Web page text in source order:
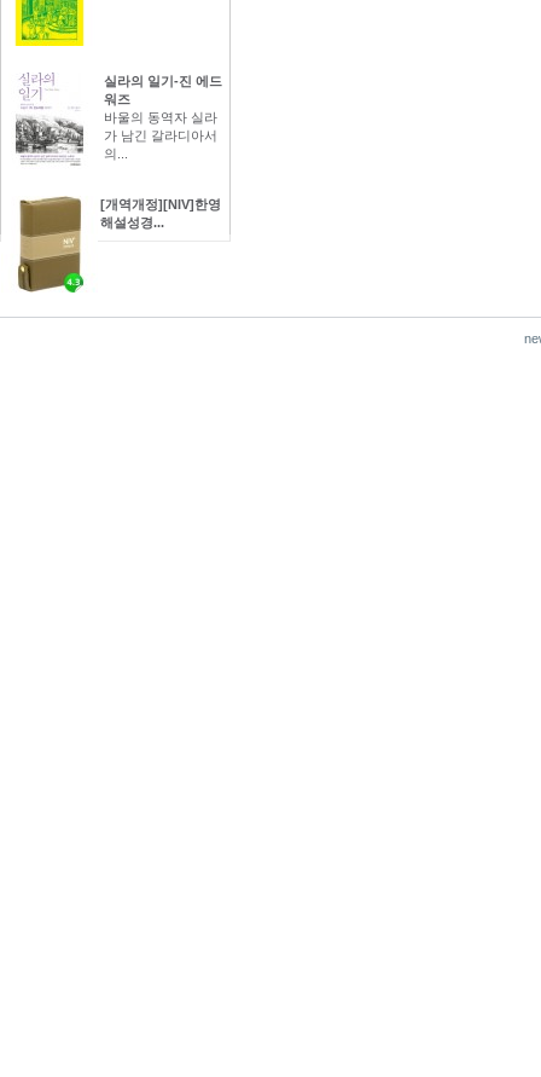
실라의 일기-진 에드
워즈
바울의 동역자 실라
가 남긴 갈라디아서
의...
[개역개정][NIV]한영
해설성경...